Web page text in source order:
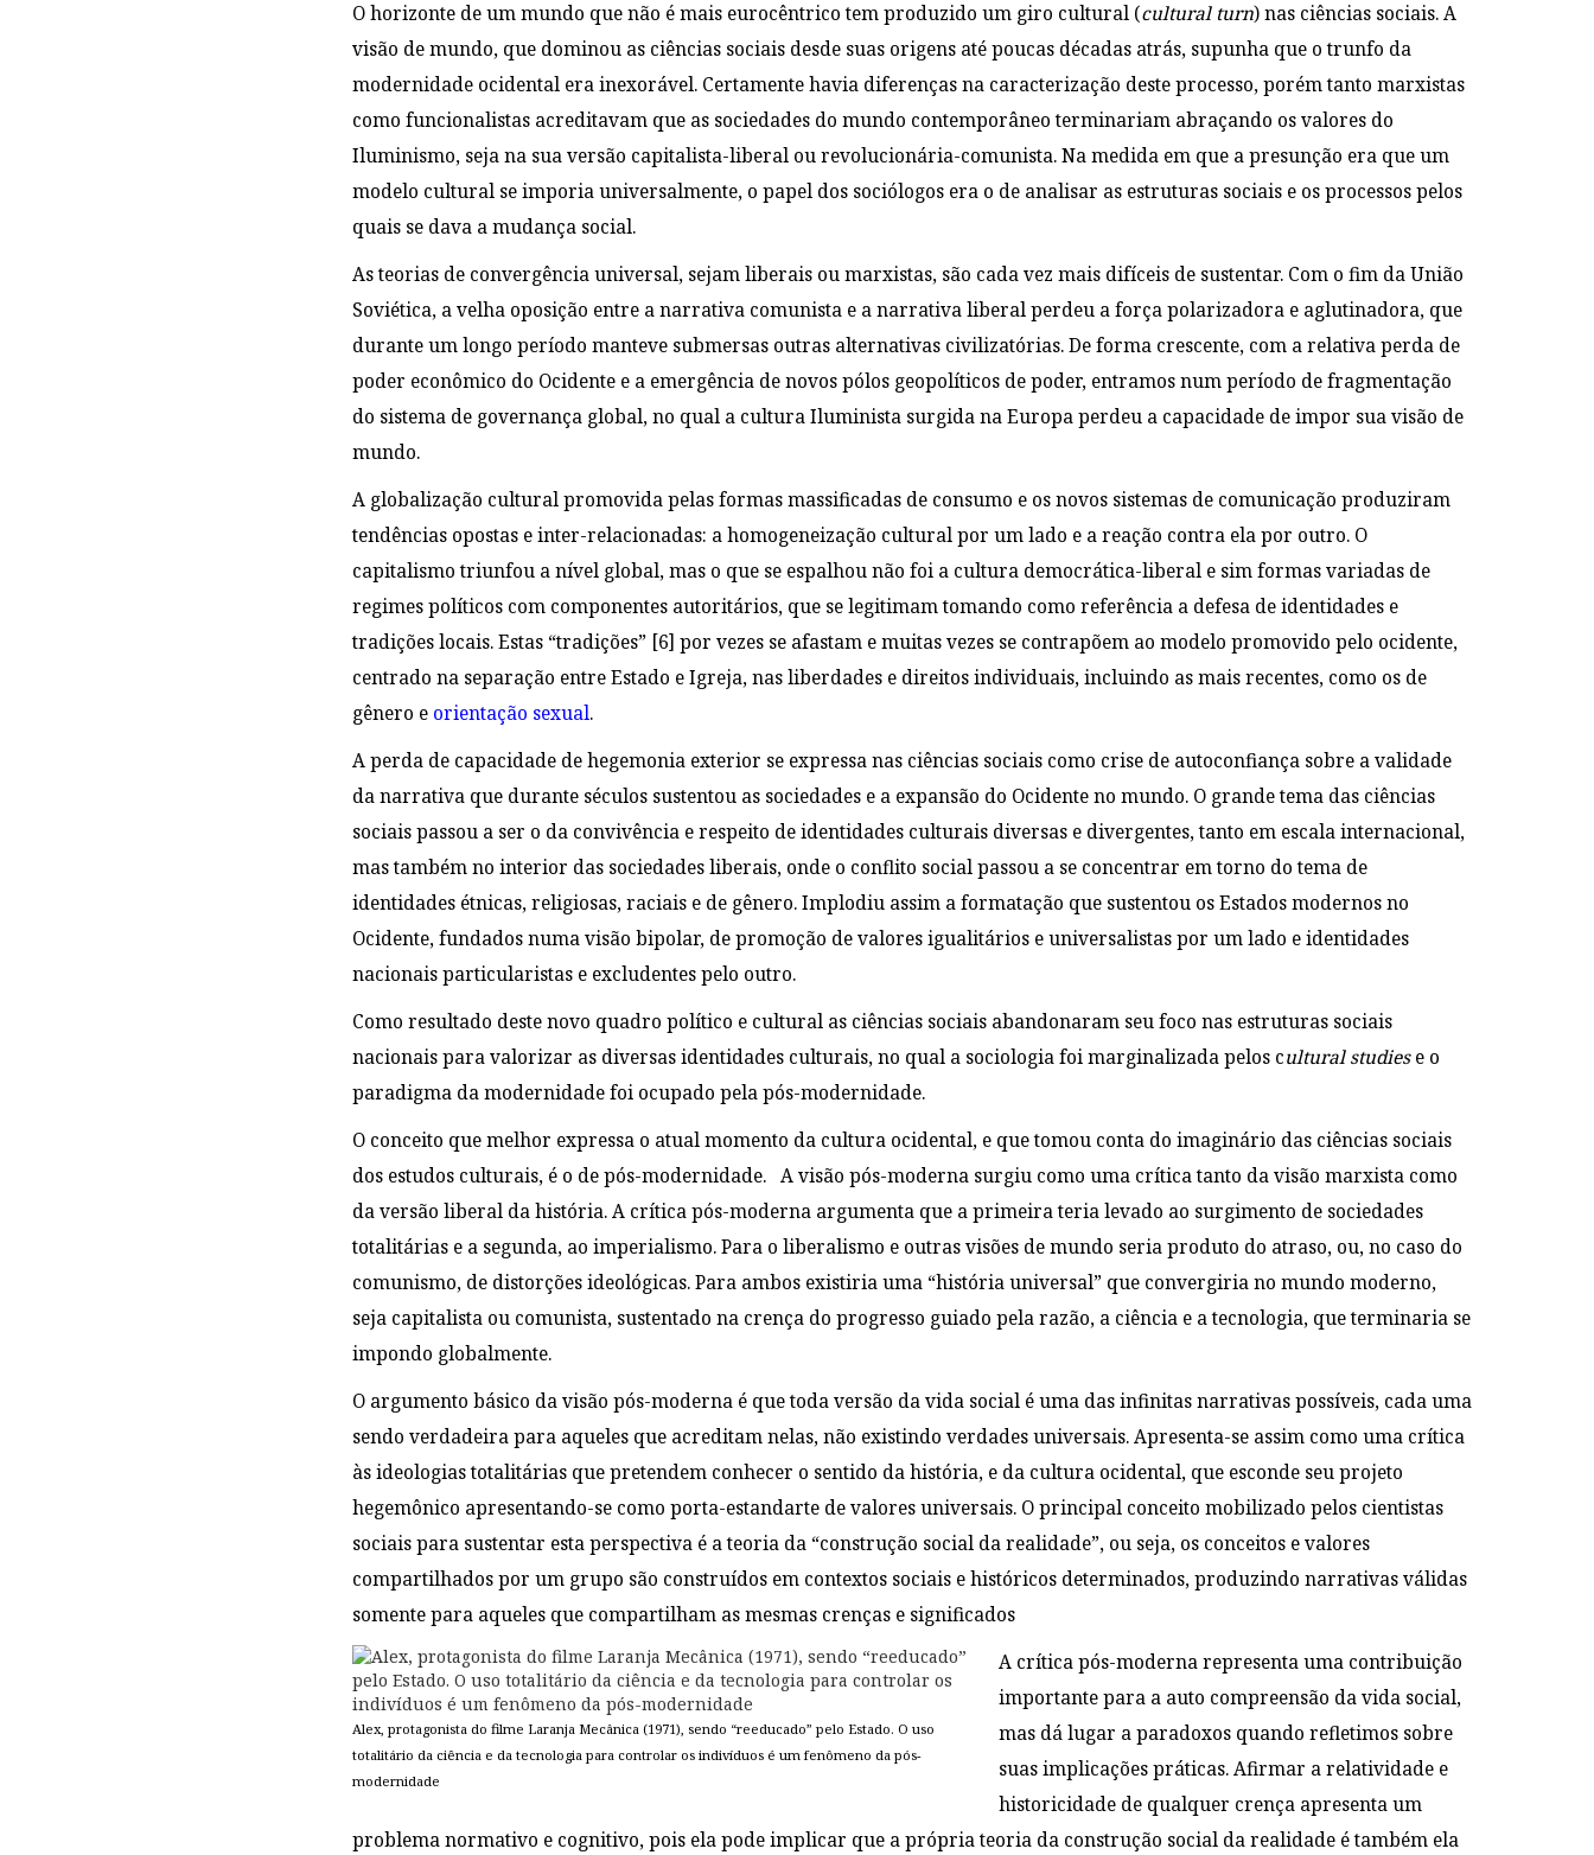
O horizonte de um mundo que não é mais eurocêntrico tem produzido um giro cultural (cultural turn) nas ciências sociais. A
visão de mundo, que dominou as ciências sociais desde suas origens até poucas décadas atrás, supunha que o trunfo da
modernidade ocidental era inexorável. Certamente havia diferenças na caracterização deste processo, porém tanto marxistas
como funcionalistas acreditavam que as sociedades do mundo contemporâneo terminariam abraçando os valores do
Iluminismo, seja na sua versão capitalista-liberal ou revolucionária-comunista. Na medida em que a presunção era que um
modelo cultural se imporia universalmente, o papel dos sociólogos era o de analisar as estruturas sociais e os processos pelos
quais se dava a mudança social.
As teorias de convergência universal, sejam liberais ou marxistas, são cada vez mais difíceis de sustentar. Com o fim da União
Soviética, a velha oposição entre a narrativa comunista e a narrativa liberal perdeu a força polarizadora e aglutinadora, que
durante um longo período manteve submersas outras alternativas civilizatórias. De forma crescente, com a relativa perda de
poder econômico do Ocidente e a emergência de novos pólos geopolíticos de poder, entramos num período de fragmentação
do sistema de governança global, no qual a cultura Iluminista surgida na Europa perdeu a capacidade de impor sua visão de
mundo.
A globalização cultural promovida pelas formas massificadas de consumo e os novos sistemas de comunicação produziram
tendências opostas e inter-relacionadas: a homogeneização cultural por um lado e a reação contra ela por outro. O
capitalismo triunfou a nível global, mas o que se espalhou não foi a cultura democrática-liberal e sim formas variadas de
regimes políticos com componentes autoritários, que se legitimam tomando como referência a defesa de identidades e
tradições locais. Estas “tradições” [6] por vezes se afastam e muitas vezes se contrapõem ao modelo promovido pelo ocidente,
centrado na separação entre Estado e Igreja, nas liberdades e direitos individuais, incluindo as mais recentes, como os de
gênero e orientação sexual.
A perda de capacidade de hegemonia exterior se expressa nas ciências sociais como crise de autoconfiança sobre a validade
da narrativa que durante séculos sustentou as sociedades e a expansão do Ocidente no mundo. O grande tema das ciências
sociais passou a ser o da convivência e respeito de identidades culturais diversas e divergentes, tanto em escala internacional,
mas também no interior das sociedades liberais, onde o conflito social passou a se concentrar em torno do tema de
identidades étnicas, religiosas, raciais e de gênero. Implodiu assim a formatação que sustentou os Estados modernos no
Ocidente, fundados numa visão bipolar, de promoção de valores igualitários e universalistas por um lado e identidades
nacionais particularistas e excludentes pelo outro.
Como resultado deste novo quadro político e cultural as ciências sociais abandonaram seu foco nas estruturas sociais
nacionais para valorizar as diversas identidades culturais, no qual a sociologia foi marginalizada pelos cultural studiese o
paradigma da modernidade foi ocupado pela pós-modernidade.
O conceito que melhor expressa o atual momento da cultura ocidental, e que tomou conta do imaginário das ciências sociais
dos estudos culturais, é o de pós-modernidade. A visão pós-moderna surgiu como uma crítica tanto da visão marxista como
da versão liberal da história. A crítica pós-moderna argumenta que a primeira teria levado ao surgimento de sociedades
totalitárias e a segunda, ao imperialismo. Para o liberalismo e outras visões de mundo seria produto do atraso, ou, no caso do
comunismo, de distorções ideológicas. Para ambos existiria uma “história universal” que convergiria no mundo moderno,
seja capitalista ou comunista, sustentado na crença do progresso guiado pela razão, a ciência e a tecnologia, que terminaria se
impondo globalmente.
O argumento básico da visão pós-moderna é que toda versão da vida social é uma das infinitas narrativas possíveis, cada uma
sendo verdadeira para aqueles que acreditam nelas, não existindo verdades universais. Apresenta-se assim como uma crítica
às ideologias totalitárias que pretendem conhecer o sentido da história, e da cultura ocidental, que esconde seu projeto
hegemônico apresentando-se como porta-estandarte de valores universais. O principal conceito mobilizado pelos cientistas
sociais para sustentar esta perspectiva é a teoria da “construção social da realidade”, ou seja, os conceitos e valores
compartilhados por um grupo são construídos em contextos sociais e históricos determinados, produzindo narrativas válidas
somente para aqueles que compartilham as mesmas crenças e significados
Alex, protagonista do filme Laranja Mecânica (1971), sendo “reeducado” pelo Estado. O uso
totalitário da ciência e da tecnologia para controlar os indivíduos é um fenômeno da pós-
modernidade
A crítica pós-moderna representa uma contribuição
importante para a auto compreensão da vida social,
mas dá lugar a paradoxos quando refletimos sobre
suas implicações práticas. Afirmar a relatividade e
historicidade de qualquer crença apresenta um
problema normativo e cognitivo, pois ela pode implicar que a própria teoria da construção social da realidade é também ela